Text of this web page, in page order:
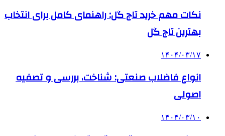
نکات مهم خرید تاج گل: راهنمای کامل برای انتخاب
بهترین تاج گل
۱۴۰۴/۰۳/۱۷
انواع فاضلاب صنعتی: شناخت، بررسی و تصفیه
اصولی
۱۴۰۴/۰۳/۱۰